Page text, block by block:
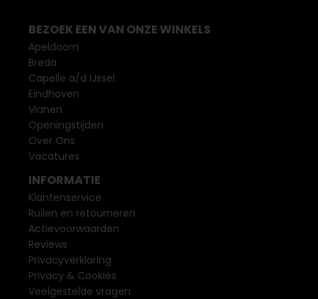
BEZOEK EEN VAN ONZE WINKELS
Apeldoorn
Breda
Capelle a/d IJssel
Eindhoven
Vianen
Openingstijden
Over Ons
Vacatures
INFORMATIE
Klantenservice
Ruilen en retourneren
Actievoorwaarden
Reviews
Privacyverklaring
Privacy & Cookies
Veelgestelde vragen